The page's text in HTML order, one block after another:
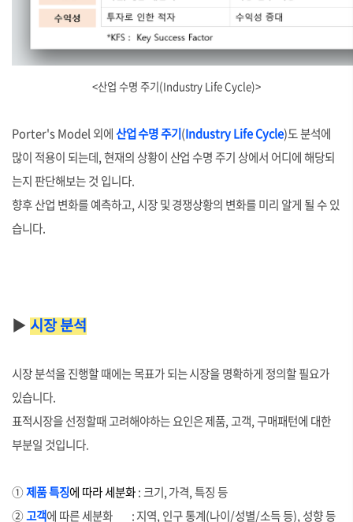
<산업 수명 주기(Industry Life Cycle)>
Porter's Model 외에산업 수명 주기(Industry Life Cycle)도 분석에
많이 적용이 되는데, 현재의 상황이 산업 수명 주기 상에서 어디에 해당되
는지 판단해보는 것 입니다.
향후 산업 변화를 예측하고, 시장 및 경쟁상황의 변화를 미리 알게 될 수 있
습니다.
▶ 시장 분석
시장 분석을 진행할 때에는 목표가 되는 시장을 명확하게 정의할 필요가
있습니다.
표적시장을 선정할때 고려해야하는 요인은 제품, 고객, 구매패턴에 대한
부분일 것입니다.
①제품 특징에 따라 세분화: 크기, 가격, 특징 등
②고객에 따른 세분화 : 지역, 인구 통계(나이/성별/소득 등), 성향 등